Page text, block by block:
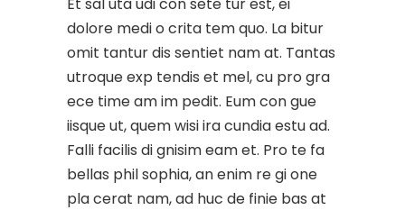
dolore medi o crita tem quo. La bitur
omit tantur dis sentiet nam at. Tantas
utroque exp tendis et mel, cu pro gra
ece time am im pedit. Eum con gue
iisque ut, quem wisi ira cundia estu ad.
Falli facilis di gnisim eam et. Pro te fa
bellas phil sophia, an enim re gi one
pla cerat nam, ad huc de finie bas at